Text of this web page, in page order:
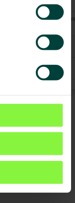
Centre for Disease